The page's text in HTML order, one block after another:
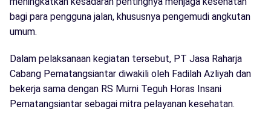
bagi para pengguna jalan, khususnya pengemudi angkutan
umum.
Dalam pelaksanaan kegiatan tersebut, PT Jasa Raharja
Cabang Pematangsiantar diwakili oleh Fadilah Azliyah dan
bekerja sama dengan RS Murni Teguh Horas Insani
Pematangsiantar sebagai mitra pelayanan kesehatan.